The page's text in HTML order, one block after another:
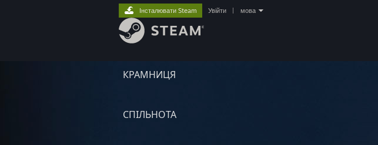
КРАМНИЦЯ
СПІЛЬНОТА
Інсталювати Steam Увійти мова